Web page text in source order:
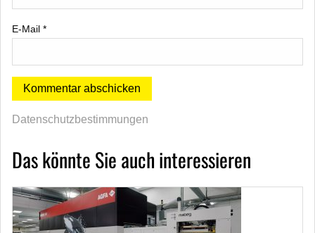
E-Mail *
Datenschutzbestimmungen
Das könnte Sie auch interessieren